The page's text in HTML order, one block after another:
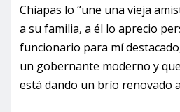
Chiapas lo “une una vieja
a su familia, a él lo aprecio
funcionario para mí
un gobernante moderno y
está dando un brío renovado